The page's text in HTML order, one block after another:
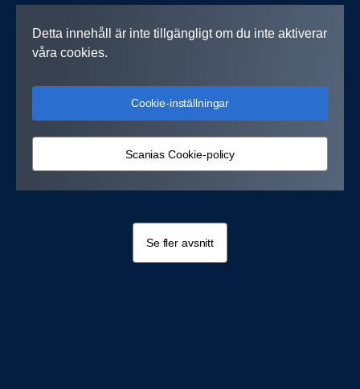
Detta innehåll är inte tillgängligt om du inte aktiverar
våra cookies.
Cookie-inställningar
Scanias Cookie-policy
Se fler avsnitt